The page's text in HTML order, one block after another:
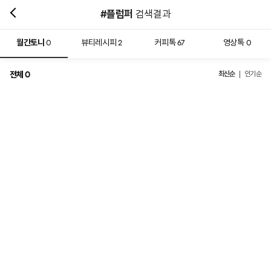
#플럼퍼 검색결과
월간토니0 뷰티레시피2 커피톡67 영상톡 0
전체 0 최신순 인기순